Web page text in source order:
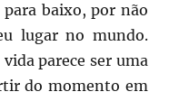
para baixo, por não
lugar no mundo.
parece ser uma
do momento em